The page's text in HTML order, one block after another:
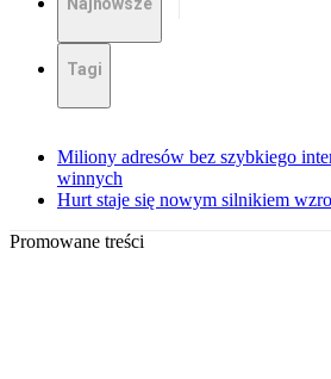
Tagi
Miliony adresów bez szybkiego
winnych
Hurt staje się nowym silnikiem
Promowane treści